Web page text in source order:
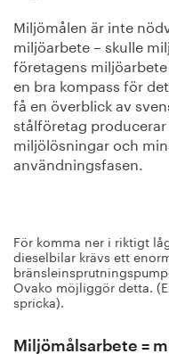
Miljömålen är inte
miljöarbete – skulle
företagens
en bra kompass för
få en överblick av
stålföretag
miljölösningar och
användningsfasen.
För komma ner i riktigt
dieselbilar krävs ett
Ovako möjliggör detta.
spricka).
Miljömålsarbete =